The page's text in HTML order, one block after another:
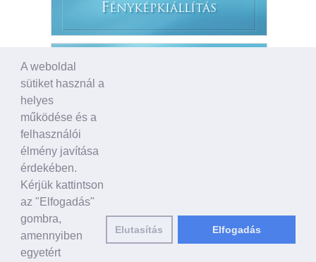
FÉNYKÉPKIÁLLÍTÁS
CÍMLAP
ÜLDÖZÉS KÍNÁBAN
Halálesetek
Kínzás
Fogvatartás és bebörtönzés
Szervrablás
A weboldal
sütiket használ a
helyes
működése és a
felhasználói
élmény javítása
érdekében.
Kérjük kattintson
az "Elfogadás"
gombra,
amennyiben
egyetért
Elutasítás Elfogadás